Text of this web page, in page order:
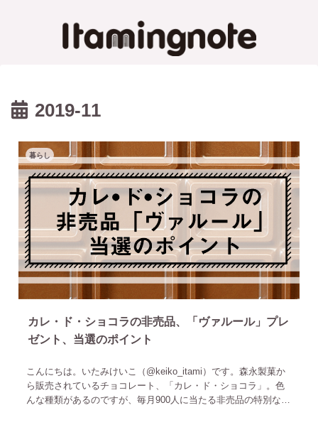
2019-11
暮らし
カレ・ド・ショコラの非売品、「ヴァルール」プレ
ゼント、当選のポイント
こんにちは。いたみけいこ（‎@keiko_itami）です。森永製菓か
ら販売されているチョコレート、「カレ・ド・ショコラ」。色
んな種類があるのですが、毎月900人に当たる非売品の特別なシ